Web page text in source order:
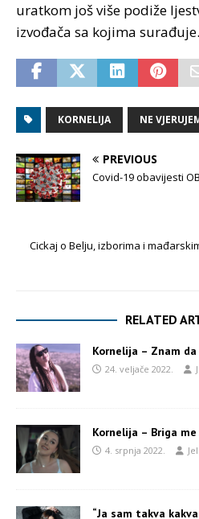
uratkom još više podiže
izvođača sa kojima surađuje.
KORNELIJA NE
PREVIOUS
Covid-19 obavijesti
Cickaj o Belju, izborima i
RELATED
Kornelija – Znam
24. veljače 2022.
Kornelija – Briga me
4. srpnja 2022.
“Ja sam takva